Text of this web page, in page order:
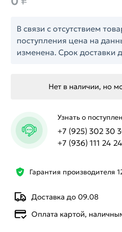
Гарантия производителя
Доставка до 09.08
Оплата картой,
В связи с отсутствием
поступления цена на
изменена. Срок доставки
Нет в наличии, но
Узнать о
+7 (925) 302 30
+7 (936) 111 24 24